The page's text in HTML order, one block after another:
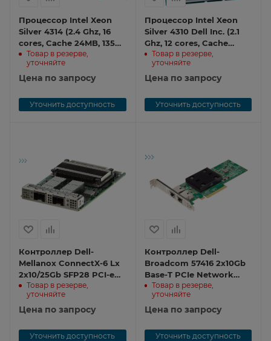
Процессор Intel Xeon
Silver 4314 (2.4 Ghz, 16
cores, Cache 24MB, 135W,
2666 Mhz) CPU Xeon 4314
Товар в резерве,
уточняйте
Цена по запросу
Уточнить доступность
Процессор Intel Xeon
Silver 4310 Dell Inc. (2.1
Ghz, 12 cores, Cache
18MB, 120W, 2666 Mhz)
CPU Xeon 4310
Товар в резерве,
уточняйте
Цена по запросу
Уточнить доступность
Контроллер Dell-
Mellanox ConnectX-6 Lx
2x10/25Gb SFP28 PCI-e
Network Adapter
ConnectX6 2xSFP28
Товар в резерве,
уточняйте
Цена по запросу
Уточнить доступность
Контроллер Dell-
Broadcom 57416 2x10Gb
Base-T PCIe Network
Adapter Broadcom 57416
2x10BT PCIe
Товар в резерве,
уточняйте
Цена по запросу
Уточнить доступность